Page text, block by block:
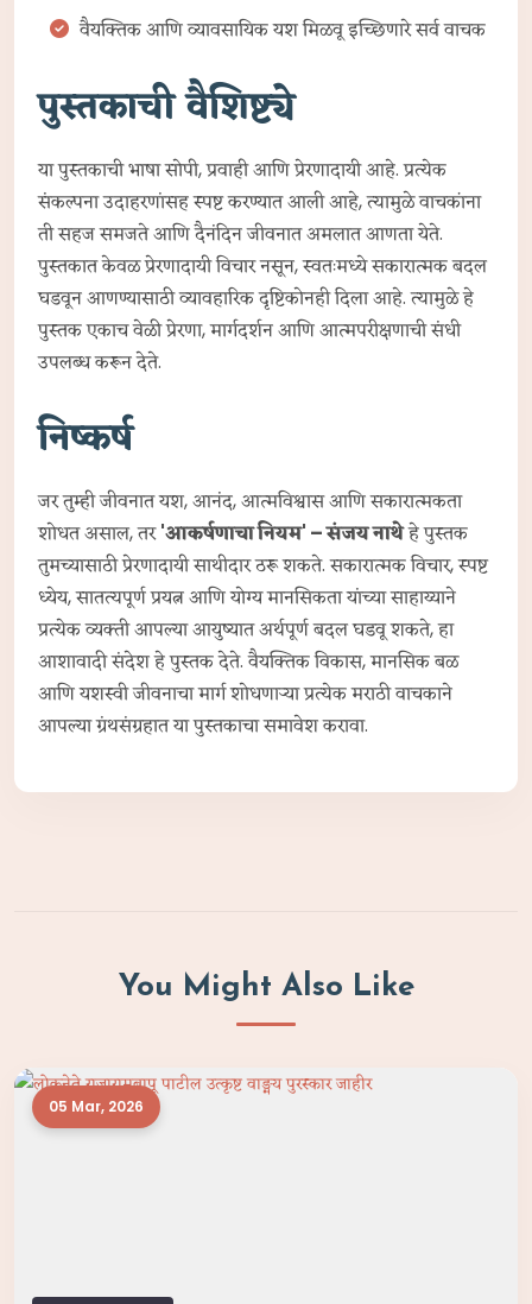
वैयक्तिक आणि व्यावसायिक यश मिळवू इच्छिणारे सर्व वाचक
पुस्तकाची वैशिष्ट्ये
या पुस्तकाची भाषा सोपी, प्रवाही आणि प्रेरणादायी आहे. प्रत्येक
संकल्पना उदाहरणांसह स्पष्ट करण्यात आली आहे, त्यामुळे वाचकांना
ती सहज समजते आणि दैनंदिन जीवनात अमलात आणता येते.
पुस्तकात केवळ प्रेरणादायी विचार नसून, स्वतःमध्ये सकारात्मक बदल
घडवून आणण्यासाठी व्यावहारिक दृष्टिकोनही दिला आहे. त्यामुळे हे
पुस्तक एकाच वेळी प्रेरणा, मार्गदर्शन आणि आत्मपरीक्षणाची संधी
उपलब्ध करून देते.
निष्कर्ष
जर तुम्ही जीवनात यश, आनंद, आत्मविश्वास आणि सकारात्मकता
शोधत असाल, तर'आकर्षणाचा नियम' – संजय नाथेहे पुस्तक
तुमच्यासाठी प्रेरणादायी साथीदार ठरू शकते. सकारात्मक विचार, स्पष्ट
ध्येय, सातत्यपूर्ण प्रयत्न आणि योग्य मानसिकता यांच्या साहाय्याने
प्रत्येक व्यक्ती आपल्या आयुष्यात अर्थपूर्ण बदल घडवू शकते, हा
आशावादी संदेश हे पुस्तक देते. वैयक्तिक विकास, मानसिक बळ
आणि यशस्वी जीवनाचा मार्ग शोधणाऱ्या प्रत्येक मराठी वाचकाने
आपल्या ग्रंथसंग्रहात या पुस्तकाचा समावेश करावा.
You Might Also Like
05 Mar, 2026